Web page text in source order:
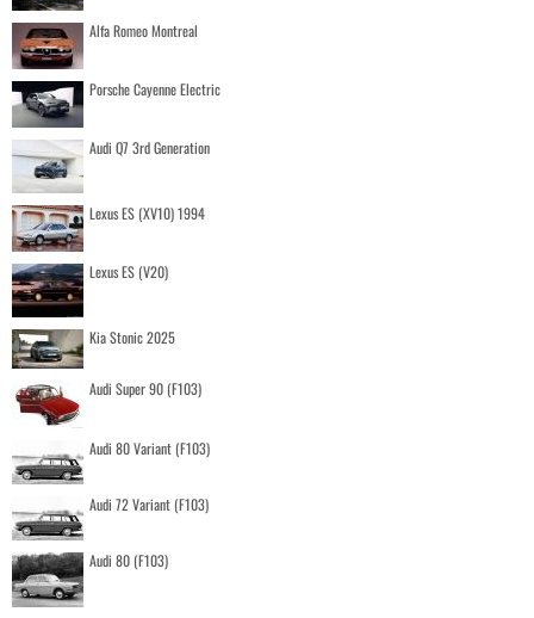
Alfa Romeo Montreal
Porsche Cayenne Electric
Audi Q7 3rd Generation
Lexus ES (XV10) 1994
Lexus ES (V20)
Kia Stonic 2025
Audi Super 90 (F103)
Audi 80 Variant (F103)
Audi 72 Variant (F103)
Audi 80 (F103)